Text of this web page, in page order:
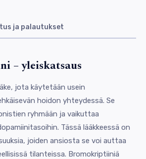
ja palautukset
– yleiskatsaus
jota käytetään usein
hoidon yhteydessä. Se
ryhmään ja vaikuttaa
Tässä lääkkeessä on
joiden ansiosta se voi auttaa
tilanteissa. Bromokriptiiniä